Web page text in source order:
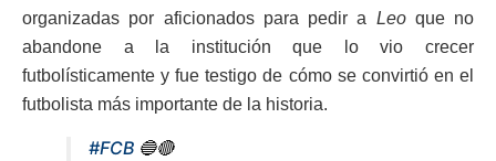
organizadas por aficionados para pedir a Leoque no
abandone a la institución que lo vio crecer
futbolísticamente y fue testigo de cómo se convirtió en el
futbolista más importante de la historia.
#FCB 🔵🔴